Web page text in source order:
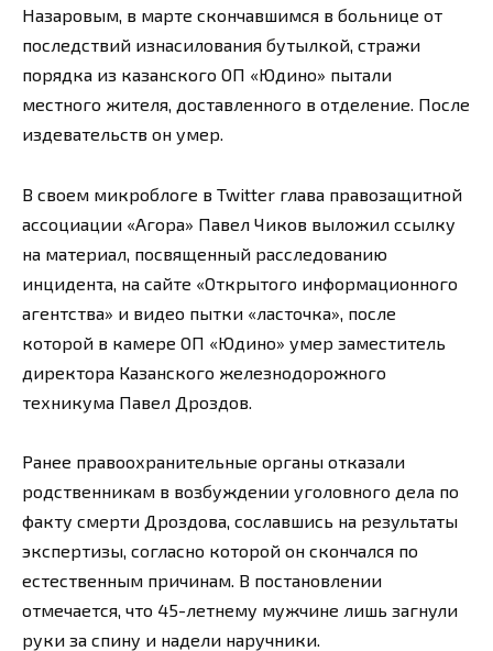
Назаровым, в марте скончавшимся в больнице от
последствий изнасилования бутылкой, стражи
порядка из казанского ОП «Юдино» пытали
местного жителя, доставленного в отделение. После
издевательств он умер.
В своем микроблоге в Twitter глава правозащитной
ассоциации «Агора» Павел Чиков выложил ссылку
на материал, посвященный расследованию
инцидента, на сайте «Открытого информационного
агентства» и видео пытки «ласточка», после
которой в камере ОП «Юдино» умер заместитель
директора Казанского железнодорожного
техникума Павел Дроздов.
Ранее правоохранительные органы отказали
родственникам в возбуждении уголовного дела по
факту смерти Дроздова, сославшись на результаты
экспертизы, согласно которой он скончался по
естественным причинам. В постановлении
отмечается, что 45-летнему мужчине лишь загнули
руки за спину и надели наручники.